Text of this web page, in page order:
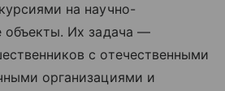
на научно-
объекты. Их задача —
с отечественными
организациями и